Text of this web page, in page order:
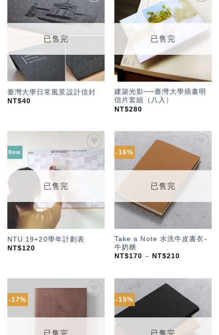
加入
「願
望輕
已售完
臺灣大學日常風景設計信封
NT$40
加入
「願
望輕
單」
已售完
建築光影──臺灣大學插畫明
信片套組（八入）
NT$280
New
加入
「願
望輕
已售完
NTU 19+20學年計劃表
NT$120
-16%
加入
「願
望輕
已售完
Take a Note 水洗牛皮書衣-
牛奶糖
NT$170 – NT$210
-17%
望輕
已售完
-15%
加入
「願
望輕
單」
已售完